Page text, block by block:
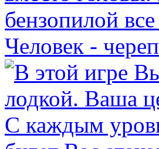
Человек - череп